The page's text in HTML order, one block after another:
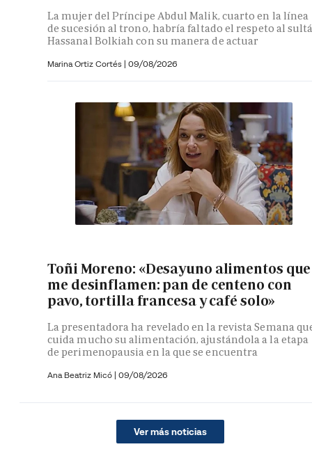
La mujer del Príncipe Abdul Malik, cuarto en la línea
de sucesión al trono, habría faltado el respeto al
Hassanal Bolkiah con su manera de actuar
Marina Ortiz Cortés | 09/08/2026
Toñi Moreno: «Desayuno alimentos que
me desinflamen: pan de centeno con
pavo, tortilla francesa y café solo»
La presentadora ha revelado en la revista Semana
cuida mucho su alimentación, ajustándola a la etapa
de perimenopausia en la que se encuentra
Ana Beatriz Micó | 09/08/2026
Ver más noticias